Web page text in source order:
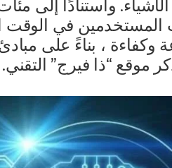
واستنادًا إلى
المستخدمين في
وكفاءة ، بناءً على